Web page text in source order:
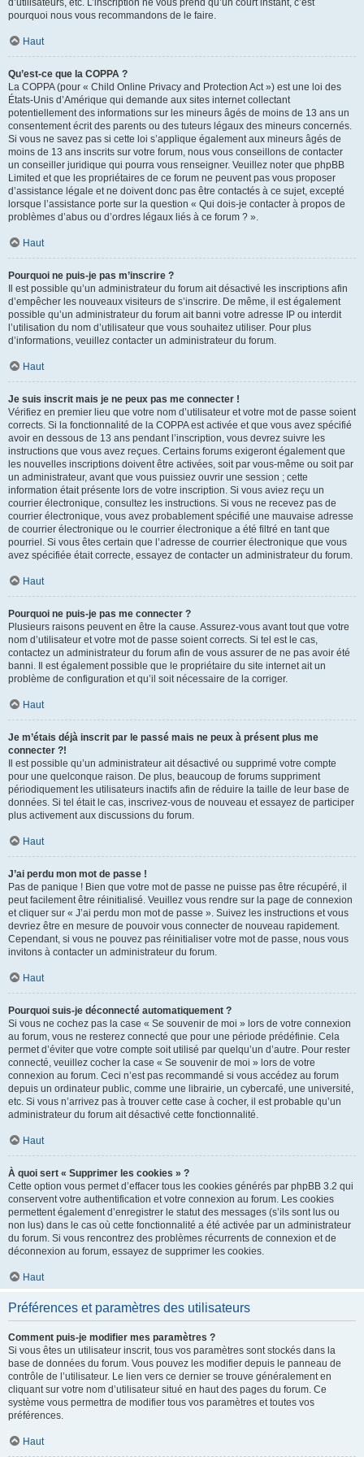
d’utilisateurs, etc. L’inscription ne vous prend qu’un court instant, c’est
pourquoi nous vous recommandons de le faire.
Haut
Qu’est-ce que la COPPA ?
La COPPA (pour « Child Online Privacy and Protection Act ») est une loi des
États-Unis d’Amérique qui demande aux sites internet collectant
potentiellement des informations sur les mineurs âgés de moins de 13 ans un
consentement écrit des parents ou des tuteurs légaux des mineurs concernés.
Si vous ne savez pas si cette loi s’applique également aux mineurs âgés de
moins de 13 ans inscrits sur votre forum, nous vous conseillons de contacter
un conseiller juridique qui pourra vous renseigner. Veuillez noter que phpBB
Limited et que les propriétaires de ce forum ne peuvent pas vous proposer
d’assistance légale et ne doivent donc pas être contactés à ce sujet, excepté
lorsque l’assistance porte sur la question « Qui dois-je contacter à propos de
problèmes d’abus ou d’ordres légaux liés à ce forum ? ».
Haut
Pourquoi ne puis-je pas m’inscrire ?
Il est possible qu’un administrateur du forum ait désactivé les inscriptions afin
d’empêcher les nouveaux visiteurs de s’inscrire. De même, il est également
possible qu’un administrateur du forum ait banni votre adresse IP ou interdit
l’utilisation du nom d’utilisateur que vous souhaitez utiliser. Pour plus
d’informations, veuillez contacter un administrateur du forum.
Haut
Je suis inscrit mais je ne peux pas me connecter !
Vérifiez en premier lieu que votre nom d’utilisateur et votre mot de passe soient
corrects. Si la fonctionnalité de la COPPA est activée et que vous avez spécifié
avoir en dessous de 13 ans pendant l’inscription, vous devrez suivre les
instructions que vous avez reçues. Certains forums exigeront également que
les nouvelles inscriptions doivent être activées, soit par vous-même ou soit par
un administrateur, avant que vous puissiez ouvrir une session ; cette
information était présente lors de votre inscription. Si vous aviez reçu un
courrier électronique, consultez les instructions. Si vous ne recevez pas de
courrier électronique, vous avez probablement spécifié une mauvaise adresse
de courrier électronique ou le courrier électronique a été filtré en tant que
pourriel. Si vous êtes certain que l’adresse de courrier électronique que vous
avez spécifiée était correcte, essayez de contacter un administrateur du forum.
Haut
Pourquoi ne puis-je pas me connecter ?
Plusieurs raisons peuvent en être la cause. Assurez-vous avant tout que votre
nom d’utilisateur et votre mot de passe soient corrects. Si tel est le cas,
contactez un administrateur du forum afin de vous assurer de ne pas avoir été
banni. Il est également possible que le propriétaire du site internet ait un
problème de configuration et qu’il soit nécessaire de la corriger.
Haut
Je m’étais déjà inscrit par le passé mais ne peux à présent plus me
connecter ?!
Il est possible qu’un administrateur ait désactivé ou supprimé votre compte
pour une quelconque raison. De plus, beaucoup de forums suppriment
périodiquement les utilisateurs inactifs afin de réduire la taille de leur base de
données. Si tel était le cas, inscrivez-vous de nouveau et essayez de participer
plus activement aux discussions du forum.
Haut
J’ai perdu mon mot de passe !
Pas de panique ! Bien que votre mot de passe ne puisse pas être récupéré, il
peut facilement être réinitialisé. Veuillez vous rendre sur la page de connexion
et cliquer sur « J’ai perdu mon mot de passe ». Suivez les instructions et vous
devriez être en mesure de pouvoir vous connecter de nouveau rapidement.
Cependant, si vous ne pouvez pas réinitialiser votre mot de passe, nous vous
invitons à contacter un administrateur du forum.
Haut
Pourquoi suis-je déconnecté automatiquement ?
Si vous ne cochez pas la case « Se souvenir de moi » lors de votre connexion
au forum, vous ne resterez connecté que pour une période prédéfinie. Cela
permet d’éviter que votre compte soit utilisé par quelqu’un d’autre. Pour rester
connecté, veuillez cocher la case « Se souvenir de moi » lors de votre
connexion au forum. Ceci n’est pas recommandé si vous accédez au forum
depuis un ordinateur public, comme une librairie, un cybercafé, une université,
etc. Si vous n’arrivez pas à trouver cette case à cocher, il est probable qu’un
administrateur du forum ait désactivé cette fonctionnalité.
Haut
À quoi sert « Supprimer les cookies » ?
Cette option vous permet d’effacer tous les cookies générés par phpBB 3.2 qui
conservent votre authentification et votre connexion au forum. Les cookies
permettent également d’enregistrer le statut des messages (s’ils sont lus ou
non lus) dans le cas où cette fonctionnalité a été activée par un administrateur
du forum. Si vous rencontrez des problèmes récurrents de connexion et de
déconnexion au forum, essayez de supprimer les cookies.
Haut
Préférences et paramètres des utilisateurs
Comment puis-je modifier mes paramètres ?
Si vous êtes un utilisateur inscrit, tous vos paramètres sont stockés dans la
base de données du forum. Vous pouvez les modifier depuis le panneau de
contrôle de l’utilisateur. Le lien vers ce dernier se trouve généralement en
cliquant sur votre nom d’utilisateur situé en haut des pages du forum. Ce
système vous permettra de modifier tous vos paramètres et toutes vos
préférences.
Haut